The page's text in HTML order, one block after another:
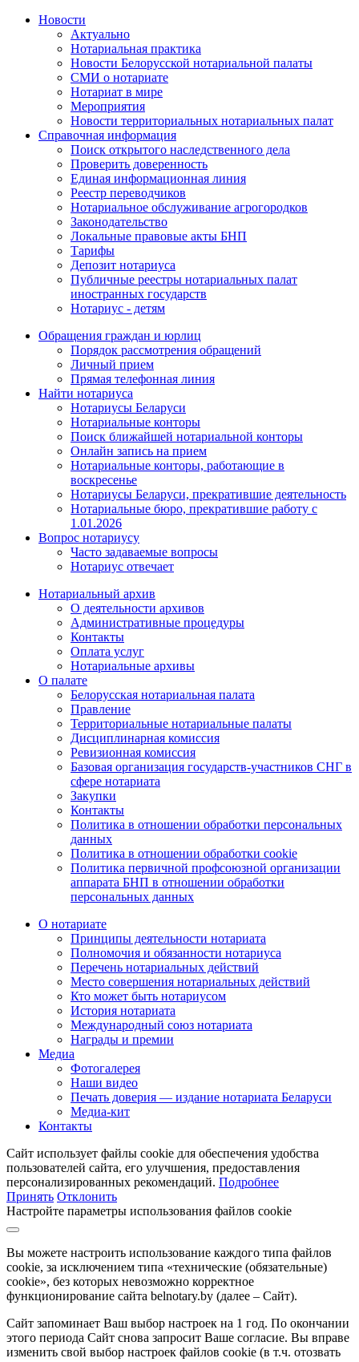
Новости
Актуально
Нотариальная практика
Новости Белорусской нотариальной палаты
СМИ о нотариате
Нотариат в мире
Мероприятия
Новости территориальных нотариальных палат
Справочная информация
Поиск открытого наследственного дела
Проверить доверенность
Единая информационная линия
Реестр переводчиков
Нотариальное обслуживание агрогородков
Законодательство
Локальные правовые акты БНП
Тарифы
Депозит нотариуса
Публичные реестры нотариальных палат
иностранных государств
Нотариус - детям
Обращения граждан и юрлиц
Порядок рассмотрения обращений
Личный прием
Прямая телефонная линия
Найти нотариуса
Нотариусы Беларуси
Нотариальные конторы
Поиск ближайшей нотариальной конторы
Онлайн запись на прием
Нотариальные конторы, работающие в
воскресенье
Нотариусы Беларуси, прекратившие деятельность
Нотариальные бюро, прекратившие работу с
1.01.2026
Вопрос нотариусу
Часто задаваемые вопросы
Нотариус отвечает
Нотариальный архив
О деятельности архивов
Административные процедуры
Контакты
Оплата услуг
Нотариальные архивы
О палате
Белорусская нотариальная палата
Правление
Территориальные нотариальные палаты
Дисциплинарная комиссия
Ревизионная комиссия
Базовая организация государств-участников СНГ в
сфере нотариата
Закупки
Контакты
Политика в отношении обработки персональных
данных
Политика в отношении обработки cookie
Политика первичной профсоюзной организации
аппарата БНП в отношении обработки
персональных данных
О нотариате
Принципы деятельности нотариата
Полномочия и обязанности нотариуса
Перечень нотариальных действий
Место совершения нотариальных действий
Кто может быть нотариусом
История нотариата
Международный союз нотариата
Награды и премии
Медиа
Фотогалерея
Наши видео
Печать доверия — издание нотариата Беларуси
Медиа-кит
Контакты
Сайт использует файлы cookie для обеспечения удобства
пользователей сайта, его улучшения, предоставления
персонализированных рекомендаций. Подробнее
Принять Отклонить
Настройте параметры использования файлов cookie
Вы можете настроить использование каждого типа файлов
cookie, за исключением типа «технические (обязательные)
cookie», без которых невозможно корректное
функционирование сайта belnotary.by (далее – Сайт).
Сайт запоминает Ваш выбор настроек на 1 год. По окончании
этого периода Сайт снова запросит Ваше согласие. Вы вправе
изменить свой выбор настроек файлов cookie (в т.ч. отозвать